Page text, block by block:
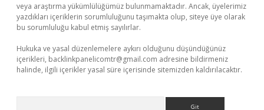
veya araştırma yükümlülüğümüz bulunmamaktadır. Ancak, üyelerimiz
yazdıkları içeriklerin sorumluluğunu taşımakta olup, siteye üye olarak
bu sorumluluğu kabul etmiş sayılırlar.
Hukuka ve yasal düzenlemelere aykırı olduğunu düşündüğünüz
içerikleri, backlinkpanelicomtr@gmail.com adresine bildirmeniz
halinde, ilgili içerikler yasal süre içerisinde sitemizden kaldırılacaktır.